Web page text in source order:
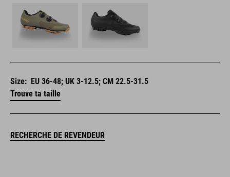
Size: EU 36-48; UK 3-12.5; CM 22.5-31.5
Trouve ta taille
RECHERCHE DE REVENDEUR